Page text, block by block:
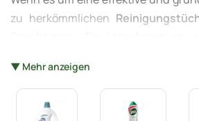
zu herkömmlichen
macht das Mikrofasertuch zu
▼ Mehr anzeigen